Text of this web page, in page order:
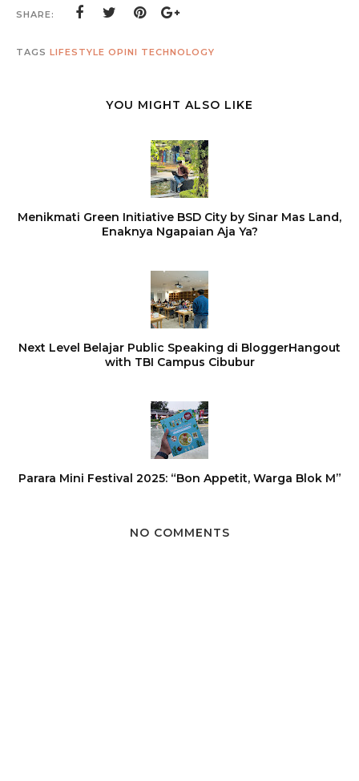
SHARE:
TAGS LIFESTYLE OPINI TECHNOLOGY
YOU MIGHT ALSO LIKE
Menikmati Green Initiative BSD City by Sinar Mas Land,
Enaknya Ngapaian Aja Ya?
Next Level Belajar Public Speaking di BloggerHangout
with TBI Campus Cibubur
Parara Mini Festival 2025: “Bon Appetit, Warga Blok M”
NO COMMENTS